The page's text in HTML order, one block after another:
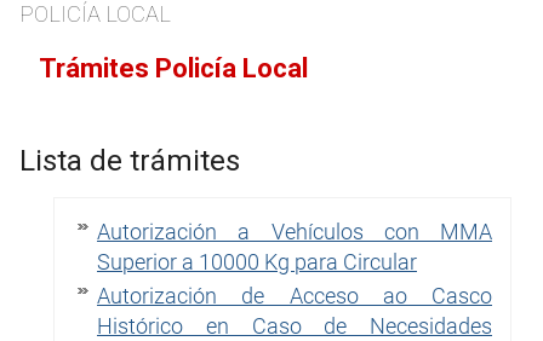
POLICÍA LOCAL
Trámites Policía Local
Lista de trámites
Autorización a Vehículos con MMA
Superior a 10000 Kg para Circular
Autorización de Acceso ao Casco
Histórico en Caso de Necesidades